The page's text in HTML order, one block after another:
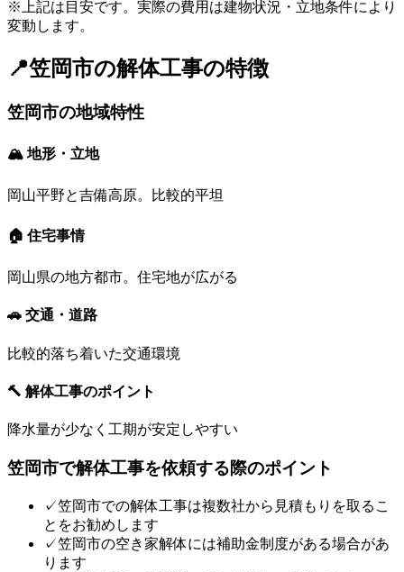
※上記は目安です。実際の費用は建物状況・立地条件により
変動します。
📍笠岡市の解体工事の特徴
笠岡市の地域特性
🏔 地形・立地
岡山平野と吉備高原。比較的平坦
🏠 住宅事情
岡山県の地方都市。住宅地が広がる
🚗 交通・道路
比較的落ち着いた交通環境
🔨 解体工事のポイント
降水量が少なく工期が安定しやすい
笠岡市で解体工事を依頼する際のポイント
✓笠岡市での解体工事は複数社から見積もりを取るこ
とをお勧めします
✓笠岡市の空き家解体には補助金制度がある場合があ
ります